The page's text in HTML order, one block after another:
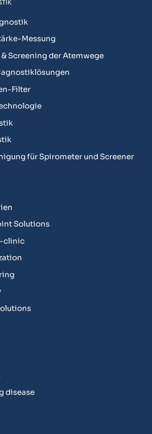
Messung
Screening der Atemwege
Filter
für Spirometer und Screener
Solutions
clinic
disease